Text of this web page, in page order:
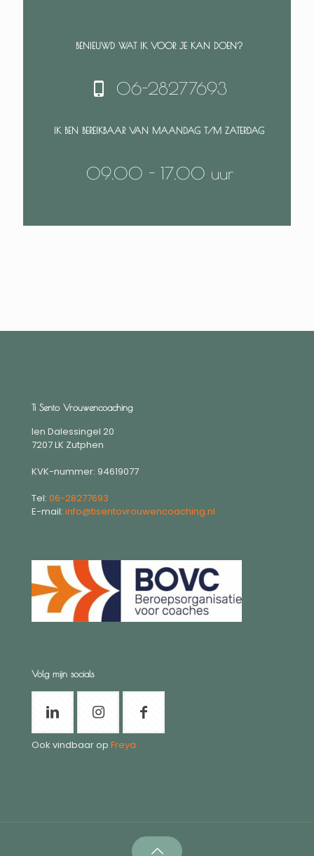
BENIEUWD WAT IK VOOR JE KAN DOEN?
06-28277693
IK BEN BEREIKBAAR VAN MAANDAG T/M ZATERDAG
09.00 - 17.00 uur
Ti Sento Vrouwencoaching
Ien Dalessingel 20
7207 LK Zutphen
KVK-nummer: 94619077
Tel: 06-28277693
E-mail: info@tisentovrouwencoaching.nl
Volg mijn socials
Ook vindbaar op Freya